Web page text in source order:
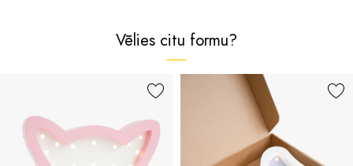
Vēlies citu formu?